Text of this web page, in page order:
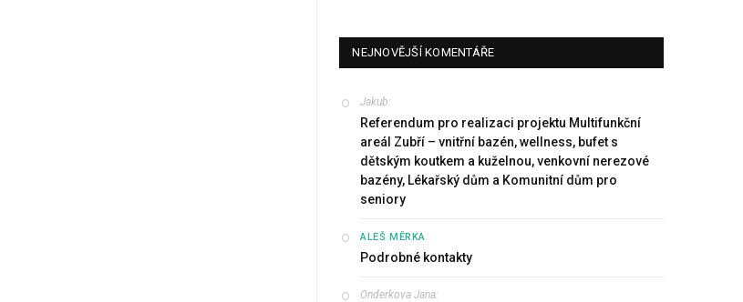
NEJNOVĚJŠÍ KOMENTÁŘE
Jakub:
Referendum pro realizaci projektu Multifunkční
areál Zubří – vnitřní bazén, wellness, bufet s
dětským koutkem a kuželnou, venkovní nerezové
bazény, Lékařský dům a Komunitní dům pro
seniory
ALEŠ MĚRKA:
Podrobné kontakty
Onderkova Jana: